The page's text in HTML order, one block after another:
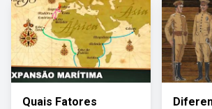
Quais Fatores